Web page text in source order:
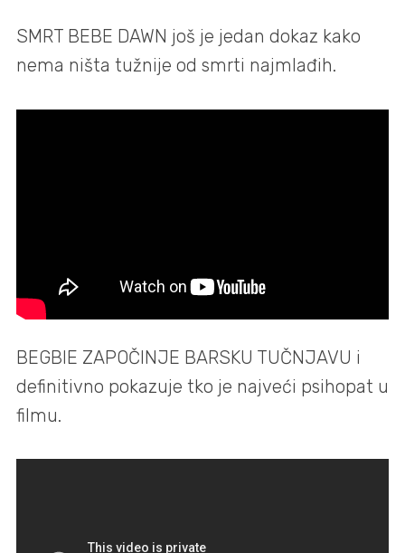
SMRT BEBE DAWN još je jedan dokaz kako
nema ništa tužnije od smrti najmlađih.
BEGBIE ZAPOČINJE BARSKU TUČNJAVU i
definitivno pokazuje tko je najveći psihopat u
filmu.